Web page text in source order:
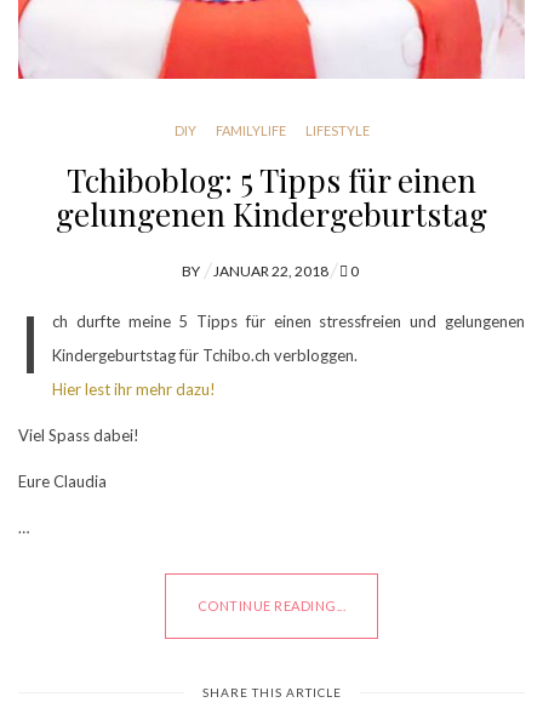
DIY FAMILYLIFE LIFESTYLE
Tchiboblog: 5 Tipps für einen
gelungenen Kindergeburtstag
BY
POSTED
JANUAR 22, 2018 0
I
ch durfte meine 5 Tipps für einen stressfreien und gelungenen
Kindergeburtstag für Tchibo.ch verbloggen.
Hier lest ihr mehr dazu!
Viel Spass dabei!
Eure Claudia
…
CONTINUE READING...
SHARE THIS ARTICLE